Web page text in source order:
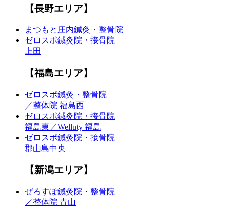
【長野エリア】
まつもと庄内鍼灸・整骨院
ゼロスポ鍼灸院・接骨院
上田
【福島エリア】
ゼロスポ鍼灸・整骨院
／整体院 福島西
ゼロスポ鍼灸院・接骨院
福島東／Welluty 福島
ゼロスポ鍼灸院・接骨院
郡山島中央
【新潟エリア】
ぜろすぽ鍼灸院・整骨院
／整体院 青山